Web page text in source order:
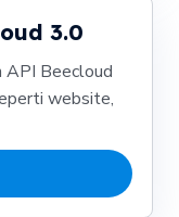
3.0
API Beecloud
website,